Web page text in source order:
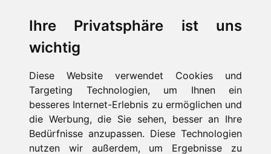
Ihre Privatsphäre ist uns
wichtig
Diese Website verwendet Cookies und
Targeting Technologien, um Ihnen ein
besseres Internet-Erlebnis zu ermöglichen und
die Werbung, die Sie sehen, besser an Ihre
Bedürfnisse anzupassen. Diese Technologien
nutzen wir außerdem, um Ergebnisse zu
HOME
PRODUKTE